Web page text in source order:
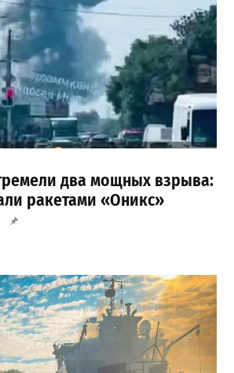
два мощных взрыва:
ракетами «Оникс»